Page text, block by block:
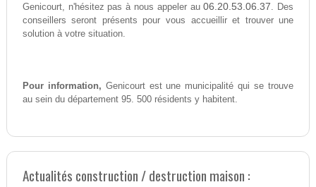
Genicourt, n'hésitez pas à nous appeler au06.20.53.06.37. Des
conseillers seront présents pour vous accueillir et trouver une
solution à votre situation.
Pour information, Genicourt est une municipalité qui se trouve
au sein du département 95. 500 résidents y habitent.
Actualités construction / destruction maison :